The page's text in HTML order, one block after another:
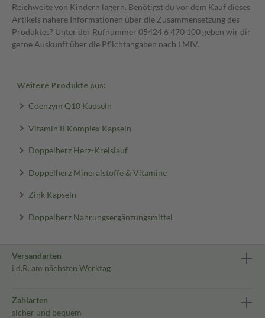
Reichweite von Kindern lagern. Benötigst du vor dem Kauf dieses
Artikels nähere Informationen über die Zusammensetzung des
Produktes? Unter der Rufnummer 05424 6 470 100 geben wir dir
gerne Auskunft über die Pflichtangaben nach LMIV.
Weitere Produkte aus:
Coenzym Q10 Kapseln
Vitamin B Komplex Kapseln
Doppelherz Herz-Kreislauf
Doppelherz Mineralstoffe & Vitamine
Zink Kapseln
Doppelherz Nahrungsergänzungsmittel
Versandarten
i.d.R. am nächsten Werktag
Zahlarten
sicher und bequem